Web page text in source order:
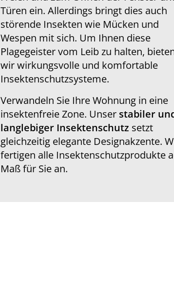
Türen ein. Allerdings bringt dies auch
störende Insekten wie Mücken und
Wespen mit sich. Um Ihnen diese
Plagegeister vom Leib zu halten,
wir wirkungsvolle und komfortable
Insektenschutzsysteme.
Verwandeln Sie Ihre Wohnung in eine
insektenfreie Zone. Unser stabiler
langlebiger Insektenschutz setzt
gleichzeitig elegante Designakzente.
fertigen alle Insektenschutzprodukte
Maß für Sie an.